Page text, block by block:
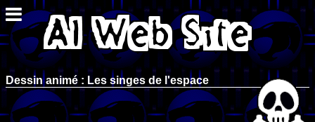
Dessin animé : Les singes de l'espace